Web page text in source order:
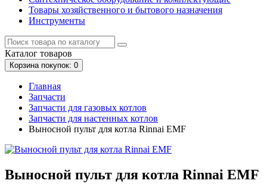
Товары хозяйственного и бытового назначения
Инструменты
Каталог товаров
Корзинапокупок: 0
Главная
Запчасти
Запчасти для газовых котлов
Запчасти для настенных котлов
Выносной пульт для котла Rinnai EMF
Выносной пульт для котла Rinnai EMF